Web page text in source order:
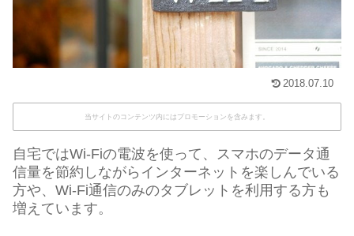
2018.07.10
当サイトのコンテンツ内にはプロモーションを含みます。
自宅ではWi-Fiの電波を使って、スマホのデータ通
信量を節約しながらインターネットを楽しんでいる
方や、Wi-Fi通信のみのタブレットを利用する方も
増えています。